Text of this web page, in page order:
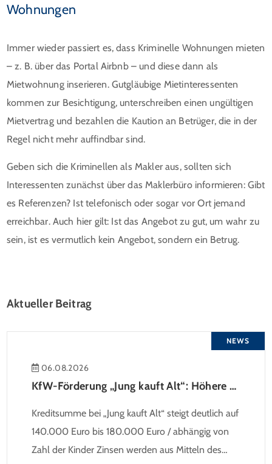
Wohnungen
Immer wieder passiert es, dass Kriminelle Wohnungen mieten
– z. B. über das Portal Airbnb – und diese dann als
Mietwohnung inserieren. Gutgläubige Mietinteressenten
kommen zur Besichtigung, unterschreiben einen ungültigen
Mietvertrag und bezahlen die Kaution an Betrüger, die in der
Regel nicht mehr auffindbar sind.
Geben sich die Kriminellen als Makler aus, sollten sich
Interessenten zunächst über das Maklerbüro informieren: Gibt
es Referenzen? Ist telefonisch oder sogar vor Ort jemand
erreichbar. Auch hier gilt: Ist das Angebot zu gut, um wahr zu
sein, ist es vermutlich kein Angebot, sondern ein Betrug.
Aktueller Beitrag
NEWS
06.08.2026
KfW-Förderung „Jung kauft Alt“: Höhere Kredite ab August 2026
Kreditsumme bei „Jung kauft Alt“ steigt deutlich auf
140.000 Euro bis 180.000 Euro / abhängig von
Zahl der Kinder Zinsen werden aus Mitteln des